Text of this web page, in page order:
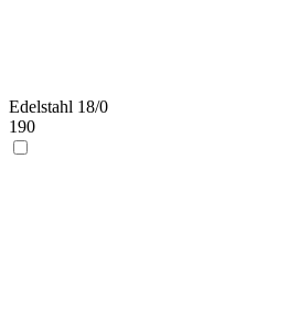
Edelstahl 18/0
190